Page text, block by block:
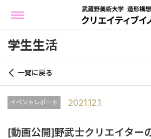
学生生活
一覧に戻る
イベントレポート 2021.12.1
[動画公開]野武士クリエイター